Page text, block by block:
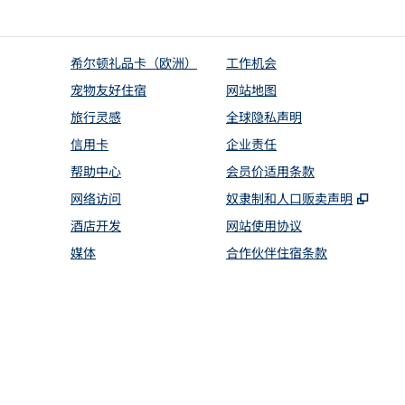
希尔顿礼品卡（欧洲）
宠物友好住宿
旅行灵感
信用卡
帮助中心
网络访问
酒店开发
媒体
工作机会
网站地图
全球隐私声明
企业责任
会员价适用条款
奴隶制和人口贩卖声明
,
网站使用协议
合作伙伴住宿条款